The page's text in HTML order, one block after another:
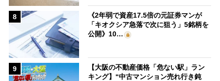
8
《2年弱で資産17.5倍の元証券マンが
「キオクシア急落で次に狙う」5銘柄を
公開》10…
9
【大阪の不動産価格「危ない駅」ラン
キング】“中古マンション売れ行き鈍